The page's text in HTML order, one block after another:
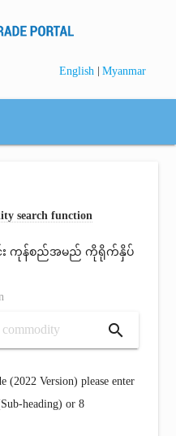
English | Myanmar
search function
ာင်း ကုန်စည်အမည် ကိုရိုက်နှိပ်
search
(2022 Version) please enter
heading) or 8